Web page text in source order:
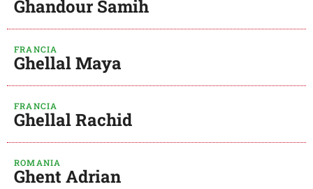
Ghandour Samih
FRANCIA
Ghellal Maya
FRANCIA
Ghellal Rachid
ROMANIA
Ghent Adrian